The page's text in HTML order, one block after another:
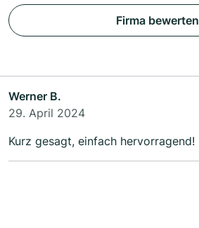
Firma bewerten
Werner B.
29. April 2024
Kurz gesagt, einfach hervorragend!